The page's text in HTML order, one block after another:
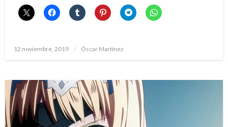
Publicado
12 noviembre, 2019 Óscar Martínez